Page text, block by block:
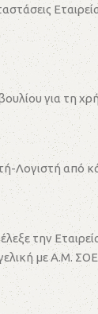
για τη
Λογιστή από
την
με Α.Μ.